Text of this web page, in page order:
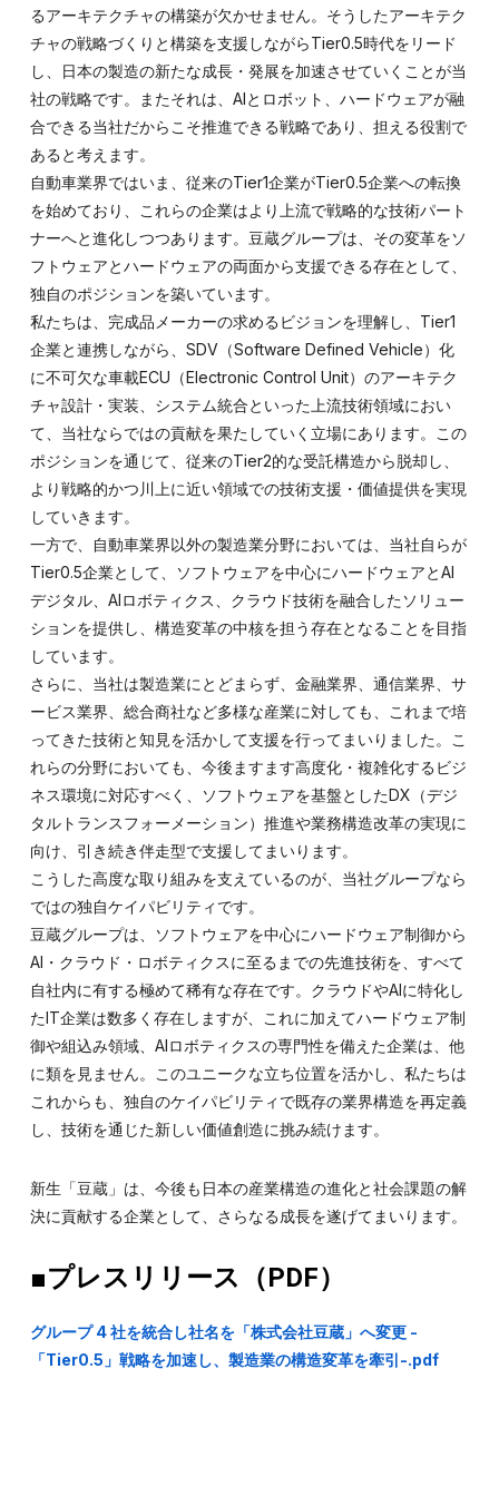
るアーキテクチャの構築が欠かせません。そうしたアーキテク
チャの戦略づくりと構築を支援しながらTier0.5時代をリード
し、日本の製造の新たな成長・発展を加速させていくことが当
社の戦略です。またそれは、AIとロボット、ハードウェアが融
合できる当社だからこそ推進できる戦略であり、担える役割で
あると考えます。
自動車業界ではいま、従来のTier1企業がTier0.5企業への転換
を始めており、これらの企業はより上流で戦略的な技術パート
ナーへと進化しつつあります。豆蔵グループは、その変革をソ
フトウェアとハードウェアの両面から支援できる存在として、
独自のポジションを築いています。
私たちは、完成品メーカーの求めるビジョンを理解し、Tier1
企業と連携しながら、SDV（Software Defined Vehicle）化
に不可欠な車載ECU（Electronic Control Unit）のアーキテク
チャ設計・実装、システム統合といった上流技術領域におい
て、当社ならではの貢献を果たしていく立場にあります。この
ポジションを通じて、従来のTier2的な受託構造から脱却し、
より戦略的かつ川上に近い領域での技術支援・価値提供を実現
していきます。
一方で、自動車業界以外の製造業分野においては、当社自らが
Tier0.5企業として、ソフトウェアを中心にハードウェアとAI
デジタル、AIロボティクス、クラウド技術を融合したソリュー
ションを提供し、構造変革の中核を担う存在となることを目指
しています。
さらに、当社は製造業にとどまらず、金融業界、通信業界、サ
ービス業界、総合商社など多様な産業に対しても、これまで培
ってきた技術と知見を活かして支援を行ってまいりました。こ
れらの分野においても、今後ますます高度化・複雑化するビジ
ネス環境に対応すべく、ソフトウェアを基盤としたDX（デジ
タルトランスフォーメーション）推進や業務構造改革の実現に
向け、引き続き伴走型で支援してまいります。
こうした高度な取り組みを支えているのが、当社グループなら
ではの独自ケイパビリティです。
豆蔵グループは、ソフトウェアを中心にハードウェア制御から
AI・クラウド・ロボティクスに至るまでの先進技術を、すべて
自社内に有する極めて稀有な存在です。クラウドやAIに特化し
たIT企業は数多く存在しますが、これに加えてハードウェア制
御や組込み領域、AIロボティクスの専門性を備えた企業は、他
に類を見ません。このユニークな立ち位置を活かし、私たちは
これからも、独自のケイパビリティで既存の業界構造を再定義
し、技術を通じた新しい価値創造に挑み続けます。
新生「豆蔵」は、今後も日本の産業構造の進化と社会課題の解
決に貢献する企業として、さらなる成長を遂げてまいります。
■プレスリリース（PDF）
グループ 4 社を統合し社名を「株式会社豆蔵」へ変更 -
「Tier0.5」戦略を加速し、製造業の構造変革を牽引-.pdf